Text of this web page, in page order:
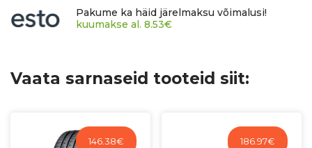
Pakume ka häid järelmaksu võimalusi!
kuumakse al. 8.53€
Vaata sarnaseid tooteid siit:
146.38€ 186.97€